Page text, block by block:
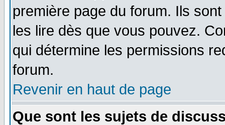
première page du forum. Ils
les lire dès que vous pouvez.
qui détermine les permissions
forum.
Revenir en haut de page
Que sont les sujets de